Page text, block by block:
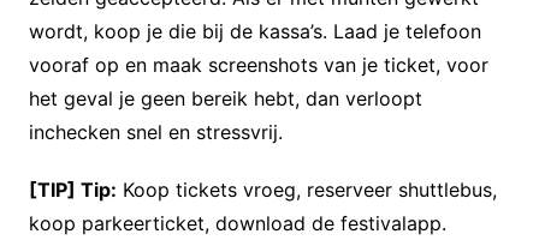
wordt, koop je die bij de kassa’s. Laad je telefoon
vooraf op en maak screenshots van je ticket, voor
het geval je geen bereik hebt, dan verloopt
inchecken snel en stressvrij.
[TIP] Tip: Koop tickets vroeg, reserveer shuttlebus,
koop parkeerticket, download de festivalapp.